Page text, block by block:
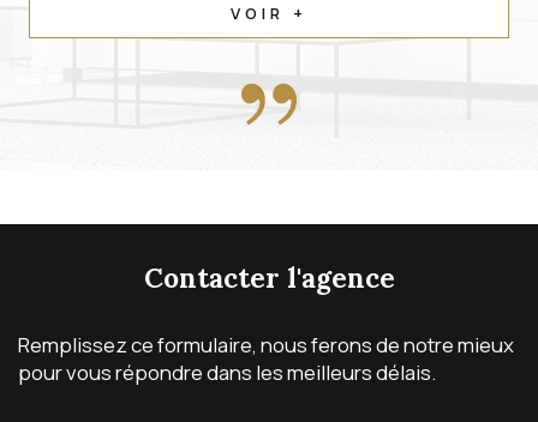
VOIR +
contacter l'agence
Remplissez ce formulaire, nous ferons de notre mieux
pour vous répondre dans les meilleurs délais.